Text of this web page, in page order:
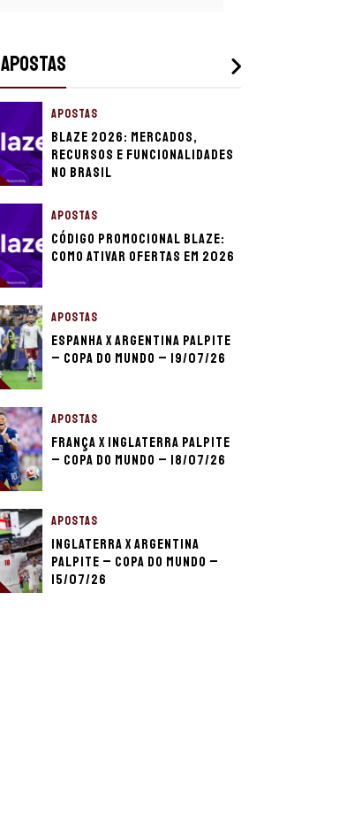
APOSTAS
APOSTAS
Blaze 2026: mercados,
recursos e funcionalidades
no Brasil
APOSTAS
Código promocional Blaze:
como ativar ofertas em 2026
APOSTAS
Espanha x Argentina palpite
– Copa do Mundo – 19/07/26
APOSTAS
França x Inglaterra palpite
– Copa do Mundo – 18/07/26
APOSTAS
Inglaterra x Argentina
palpite – Copa do Mundo –
15/07/26